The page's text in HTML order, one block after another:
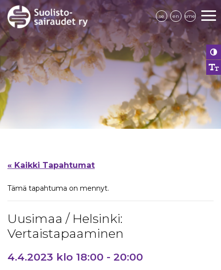
se en sme
« Kaikki Tapahtumat
Tämä tapahtuma on mennyt.
Uusimaa / Helsinki:
Vertaistapaaminen
4.4.2023 klo 18:00 - 20:00